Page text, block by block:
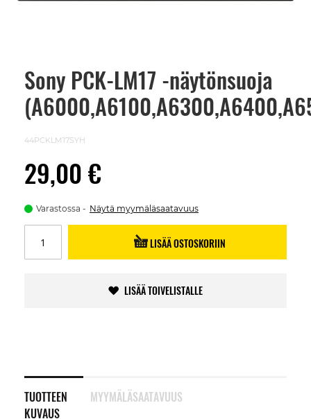
Sony PCK-LM17 -näytönsuoja
44PCKLM17SYH
29,00 €
Varastossa Näytä myymäläsaatavuus
LISÄÄ OSTOSKORIIN
LISÄÄ TOIVELISTALLE
TUOTTEEN
KUVAUS
MYYMÄLÄSAATAVUUS
Skip
beginning
images